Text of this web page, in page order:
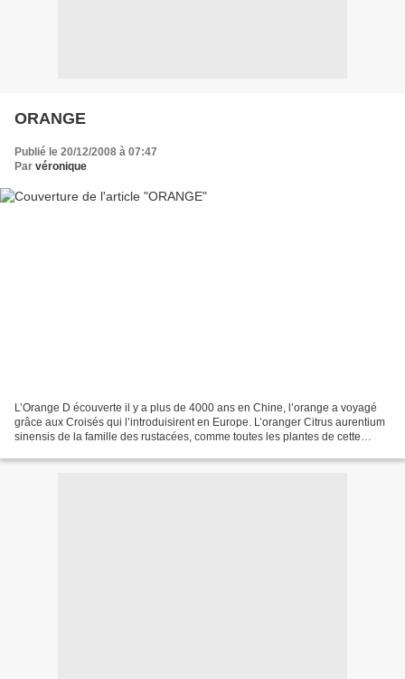
ORANGE
Publié le 20/12/2008 à 07:47
Par véronique
L’Orange D écouverte il y a plus de 4000 ans en Chine, l’orange a voyagé
grâce aux Croisés qui l’introduisirent en Europe. L’oranger Citrus aurentium
sinensis de la famille des rustacées, comme toutes les plantes de cette